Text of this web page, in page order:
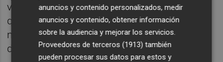
variada en formatos y en disciplinas. Hay
que tener en cuenta que este fin de semana
no solo podrá ver pintura sino también
dibujo.
anuncios y contenido personalizados, medir
anuncios y contenido, obtener información
sobre la audiencia y mejorar los servicios.
Proveedores de terceros (1913) también
pueden procesar sus datos para estos y